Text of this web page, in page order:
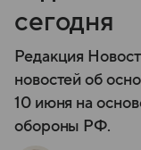
сегодня
Редакция
новостей об
10 июня на
обороны РФ.